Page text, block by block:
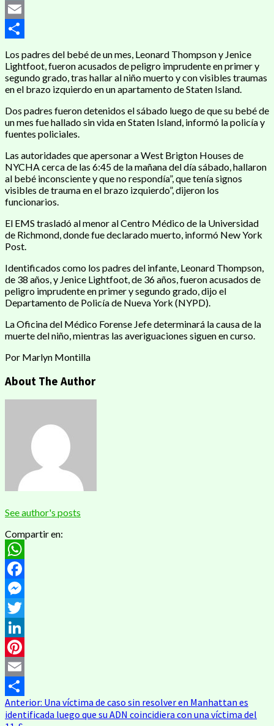
Pinterest
Email
Los padres del bebé de un mes, Leonard Thompson y Jenice
Lightfoot, fueron acusados ​​de peligro imprudente en primer y
segundo grado, tras hallar al niño muerto y con visibles traumas
en el brazo izquierdo en un apartamento de Staten Island.
Dos padres fueron detenidos el sábado luego de que su bebé de
un mes fue hallado sin vida en Staten Island, informó la policía y
fuentes policiales.
Las autoridades que apersonar a West Brigton Houses de
NYCHA cerca de las 6:45 de la mañana del día sábado, hallaron
al bebé inconsciente y que no respondía”, que tenía signos
visibles de trauma en el brazo izquierdo”, dijeron los
funcionarios.
El EMS trasladó al menor al Centro Médico de la Universidad
de Richmond, donde fue declarado muerto, informó New York
Post.
Identificados como los padres del infante, Leonard Thompson,
de 38 años, y Jenice Lightfoot, de 36 años, fueron acusados ​​de
peligro imprudente en primer y segundo grado, dijo el
Departamento de Policía de Nueva York (NYPD).
La Oficina del Médico Forense Jefe determinará la causa de la
muerte del niño, mientras las averiguaciones siguen en curso.
Por Marlyn Montilla
About The Author
See author's posts
Compartir en:
WhatsApp
Facebook
Messenger
Twitter
LinkedIn
Pinterest
Email
Compartir
Navegación
Anterior: Una víctima de caso sin resolver en Manhattan es
identificada luego que su ADN coincidiera con una víctima del